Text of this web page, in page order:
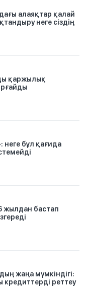
алаяқтар қалай
неге сіздің
қаржылық
неге бұл қағида
жылдан бастап
жаңа мүмкіндігі:
кредиттерді реттеу